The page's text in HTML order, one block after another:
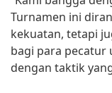
Turnamen ini
kekuatan, tetapi
bagi para pecatur
dengan taktik